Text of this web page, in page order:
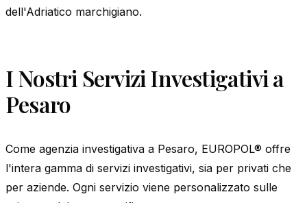
dell'Adriatico marchigiano.
I Nostri Servizi Investigativi a
Pesaro
Come agenzia investigativa a Pesaro, EUROPOL® offre
l'intera gamma di servizi investigativi, sia per privati che
per aziende. Ogni servizio viene personalizzato sulle